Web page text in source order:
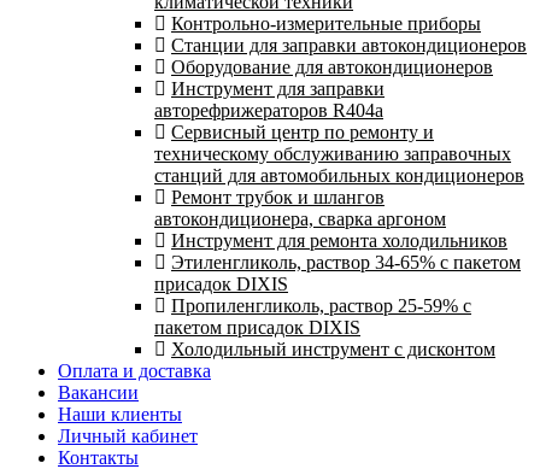
Контрольно-измерительные приборы
Станции для заправки автокондиционеров
Оборудование для автокондиционеров
Инструмент для заправки
авторефрижераторов R404a
Сервисный центр по ремонту и
техническому обслуживанию заправочных
станций для автомобильных кондиционеров
Ремонт трубок и шлангов
автокондиционера, сварка аргоном
Инструмент для ремонта холодильников
Этиленгликоль, раствор 34-65% с пакетом
присадок DIXIS
Пропиленгликоль, раствор 25-59% с
пакетом присадок DIXIS
Холодильный инструмент с дисконтом
Оплата и доставка
Вакансии
Наши клиенты
Личный кабинет
Контакты